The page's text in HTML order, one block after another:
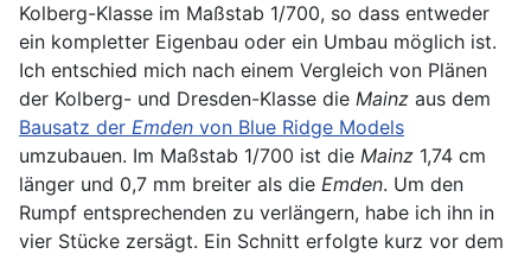
Kolberg-Klasse im Maßstab 1/700, so dass entweder
ein kompletter Eigenbau oder ein Umbau möglich ist.
Ich entschied mich nach einem Vergleich von Plänen
der Kolberg- und Dresden-Klasse die Mainz aus dem
Bausatz der Emden von Blue Ridge Models
umzubauen. Im Maßstab 1/700 ist die Mainz 1,74 cm
länger und 0,7 mm breiter als die Emden. Um den
Rumpf entsprechenden zu verlängern, habe ich ihn in
vier Stücke zersägt. Ein Schnitt erfolgte kurz vor dem